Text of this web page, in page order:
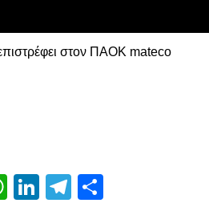
στον ΠΑΟΚ mateco
WhatsApp
LinkedIn
Telegram